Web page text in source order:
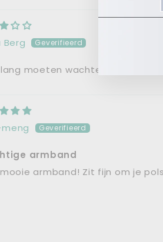
Berg
moeten wachten en vind de
armband
armband! Zit fijn om je